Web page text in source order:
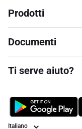
Prodotti
Documenti
Ti serve aiuto?